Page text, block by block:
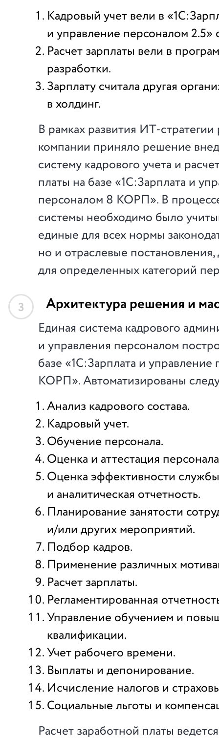
Кадровый учет вели в
и управление персоналом 2.5»
Расчет зарплаты вели в
разработки.
Зарплату считала другая
в холдинг.
В рамках развития ИТ-стратегии
компании приняло решение
систему кадрового учета и
платы на базе «1С:Зарплата и
персоналом 8 КОРП». В
системы необходимо было
единые для всех нормы
но и отраслевые
для определенных категорий
3 Архитектура решения и
Единая система кадрового
и управления персоналом
базе «1С:Зарплата и управление
КОРП». Автоматизированы
Анализ кадрового состава.
Кадровый учет.
Обучение персонала.
Оценка и аттестация
Оценка эффективности
и аналитическая отчетность.
Планирование занятости
и/или других мероприятий.
Подбор кадров.
Применение различных
Расчет зарплаты.
Регламентированная
Управление обучением и
квалификации.
Учет рабочего времени.
Выплаты и депонирование.
Исчисление налогов и
Социальные льготы и
Расчет заработной платы